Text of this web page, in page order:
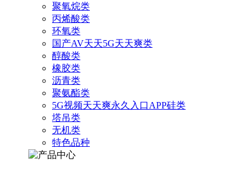
聚氧烷类
丙烯酸类
环氧类
国产AV天天5G天天爽类
醇酸类
橡胶类
沥青类
聚氨酯类
5G视频天天爽永久入口APP硅类
塔吊类
无机类
特色品种